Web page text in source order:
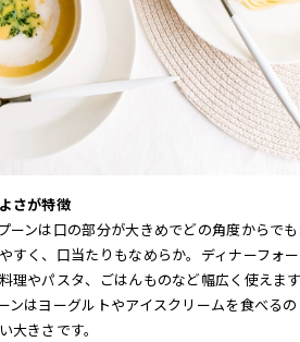
さが特徴
ーンは口の部分が大きめでどの角度からで
すく、口当たりもなめらか。ディナーフォ
理やパスタ、ごはんものなど幅広く使えま
ンはヨーグルトやアイスクリームを食べる
大きさです。